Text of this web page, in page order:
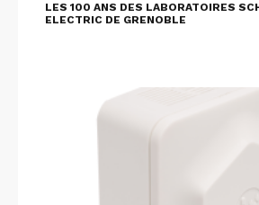
LES 100 ANS DES LABORATOIRES
ELECTRIC DE GRENOBLE